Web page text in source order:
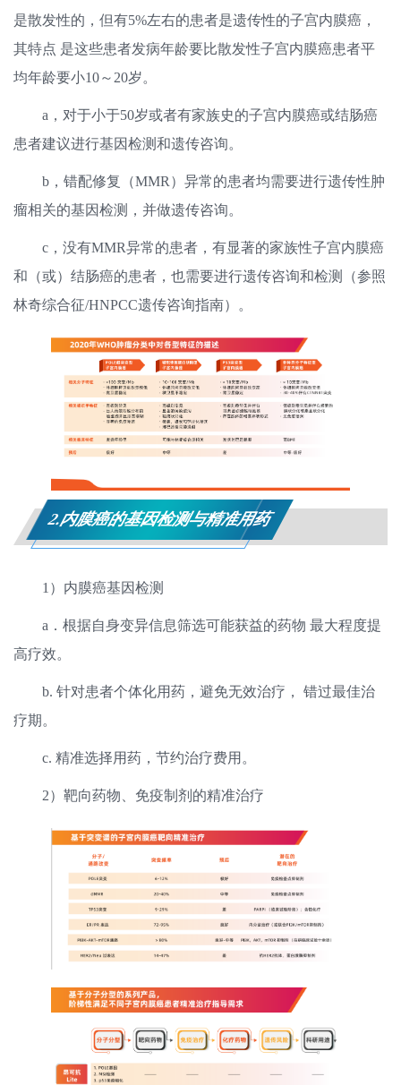
是散发性的，但有5%左右的患者是遗传性的子宫内膜癌，
其特点 是这些患者发病年龄要比散发性子宫内膜癌患者平
均年龄要小10～20岁。
a，对于小于50岁或者有家族史的子宫内膜癌或结肠癌
患者建议进行基因检测和遗传咨询。
b，错配修复（MMR）异常的患者均需要进行遗传性肿
瘤相关的基因检测，并做遗传咨询。
c，没有MMR异常的患者，有显著的家族性子宫内膜癌
和（或）结肠癌的患者，也需要进行遗传咨询和检测（参照
林奇综合征/HNPCC遗传咨询指南）。
2.内膜癌的基因检测与精准用药
1）内膜癌基因检测
a．根据自身变异信息筛选可能获益的药物 最大程度提
高疗效。
b. 针对患者个体化用药，避免无效治疗， 错过最佳治
疗期。
c. 精准选择用药，节约治疗费用。
2）靶向药物、免疫制剂的精准治疗